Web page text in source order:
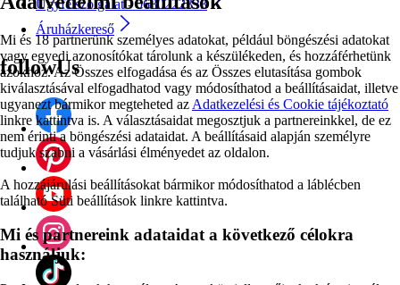
Mi és 18 partnerünk személyes adatokat, például böngészési adatokat
vagy egyedi azonosítókat tárolunk a készülékeden, és hozzáférhetünk
azokhoz. Az Összes elfogadása és az Összes elutasítása gombok
kiválasztásával elfogadhatod vagy módosíthatod a beállításaidat, illetve
ugyanezt bármikor megteheted az Adatkezelési és Cookie tájékoztató
linkre kattintva is. A választásaidat megosztjuk a partnereinkkel, de ez
nem érinti a böngészési adataidat. A beállításaid alapján személyre
tudjuk szabni a vásárlási élményedet az oldalon.
A hozzájárulási beállításokat bármikor módosíthatod a láblécben
található Süti beállítások linkre kattintva.
Mi és partnereink adataidat a következő célokra
használjuk:
Ügyfélszolgálat - 0680222333
Áruházkereső
followUs